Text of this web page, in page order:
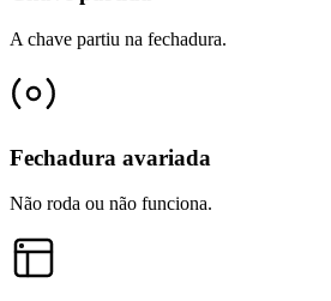
A chave partiu na fechadura.
Fechadura avariada
Não roda ou não funciona.